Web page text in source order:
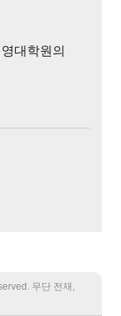
대학원의
무단 전재,